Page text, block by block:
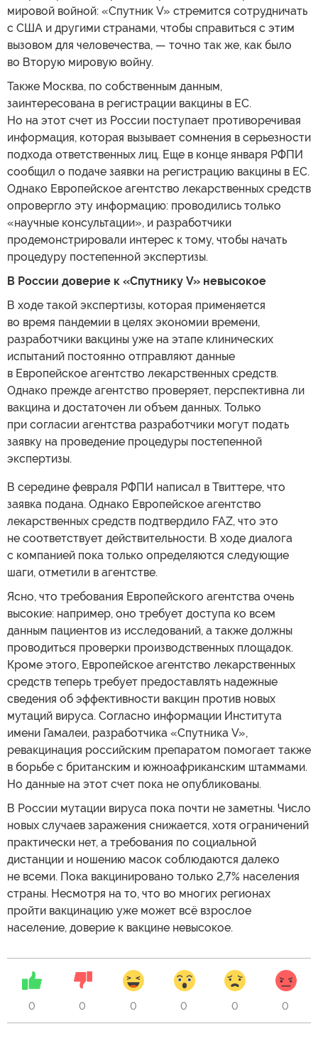
мировой войной: «Спутник V» стремится сотрудничать
с США и другими странами, чтобы справиться с этим
вызовом для человечества, — точно так же, как было
во Вторую мировую войну.
Также Москва, по собственным данным,
заинтересована в регистрации вакцины в ЕС.
Но на этот счет из России поступает противоречивая
информация, которая вызывает сомнения в серьезности
подхода ответственных лиц. Еще в конце января РФПИ
сообщил о подаче заявки на регистрацию вакцины в ЕС.
Однако Европейское агентство лекарственных средств
опровергло эту информацию: проводились только
«научные консультации», и разработчики
продемонстрировали интерес к тому, чтобы начать
процедуру постепенной экспертизы.
В России доверие к «Спутнику V» невысокое
В ходе такой экспертизы, которая применяется
во время пандемии в целях экономии времени,
разработчики вакцины уже на этапе клинических
испытаний постоянно отправляют данные
в Европейское агентство лекарственных средств.
Однако прежде агентство проверяет, перспективна ли
вакцина и достаточен ли объем данных. Только
при согласии агентства разработчики могут подать
заявку на проведение процедуры постепенной
экспертизы.
В середине февраля РФПИ написал в Твиттере, что
заявка подана. Однако Европейское агентство
лекарственных средств подтвердило FAZ, что это
не соответствует действительности. В ходе диалога
с компанией пока только определяются следующие
шаги, отметили в агентстве.
Ясно, что требования Европейского агентства очень
высокие: например, оно требует доступа ко всем
данным пациентов из исследований, а также должны
проводиться проверки производственных площадок.
Кроме этого, Европейское агентство лекарственных
средств теперь требует предоставлять надежные
сведения об эффективности вакцин против новых
мутаций вируса. Согласно информации Института
имени Гамалеи, разработчика «Спутника V»,
ревакцинация российским препаратом помогает также
в борьбе с британским и южноафриканским штаммами.
Но данные на этот счет пока не опубликованы.
В России мутации вируса пока почти не заметны. Число
новых случаев заражения снижается, хотя ограничений
практически нет, а требования по социальной
дистанции и ношению масок соблюдаются далеко
не всеми. Пока вакцинировано только 2,7% населения
страны. Несмотря на то, что во многих регионах
пройти вакцинацию уже может всё взрослое
население, доверие к вакцине невысокое.
0 0 0 0 0 0